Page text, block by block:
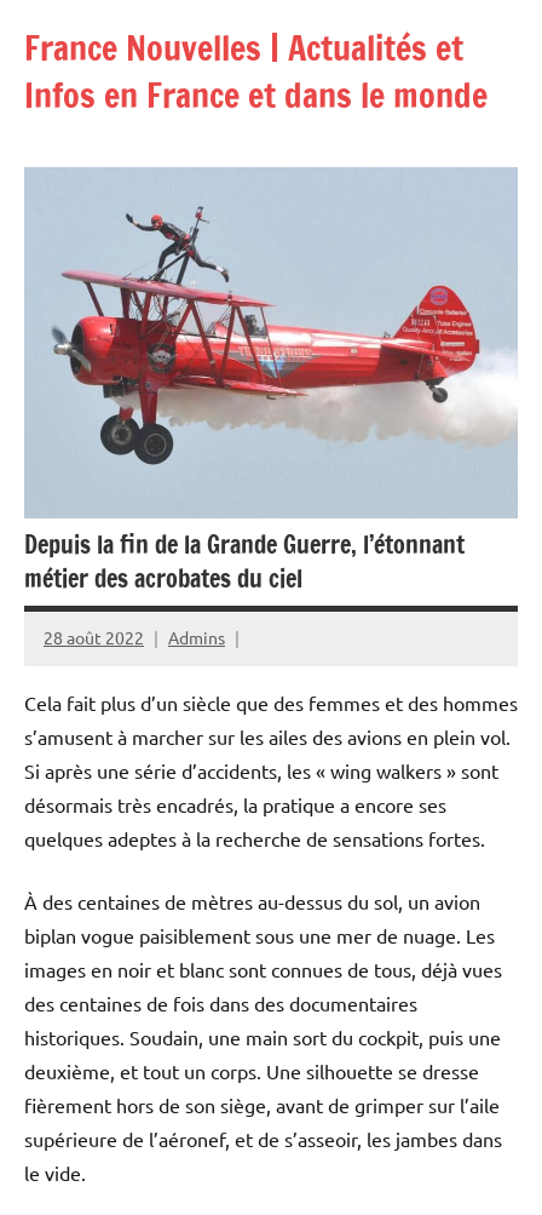
contenu
France Nouvelles | Actualités et
Infos en France et dans le monde
Depuis la fin de la Grande Guerre, l’étonnant
métier des acrobates du ciel
28 août 2022 Admins
Cela fait plus d’un siècle que des femmes et des hommes
s’amusent à marcher sur les ailes des avions en plein vol.
Si après une série d’accidents, les « wing walkers » sont
désormais très encadrés, la pratique a encore ses
quelques adeptes à la recherche de sensations fortes.
À des centaines de mètres au-dessus du sol, un avion
biplan vogue paisiblement sous une mer de nuage. Les
images en noir et blanc sont connues de tous, déjà vues
des centaines de fois dans des documentaires
historiques. Soudain, une main sort du cockpit, puis une
deuxième, et tout un corps. Une silhouette se dresse
fièrement hors de son siège, avant de grimper sur l’aile
supérieure de l’aéronef, et de s’asseoir, les jambes dans
le vide.